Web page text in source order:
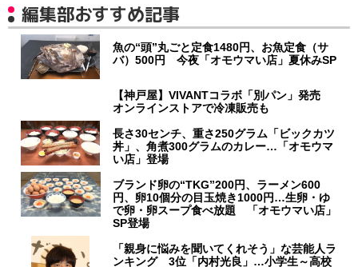
編集部おすすめ記事
魚の“頭”丸ごと定食1480円、お魚定食（サ
バ）500円 今夜「オモウマい店」夏休みSP
【神戸屋】VIVANTコラボ「別パン」発売
オンラインストアで冷凍販売も
長さ30センチ、重さ250グラム「ビックカツ
丼」、角煮300グラムのカレー…「オモウマ
い店」登場
ブランド卵の“TKG”200円、ラーメン600
円、卵10個分の目玉焼き1000円…生卵・ゆ
で卵・卵スープ食べ放題 「オモウマい店」
SP登場
「親身に悩みを聞いてくれそう」な芸能人ラ
ンキング 3位「内村光良」…小学生～高校